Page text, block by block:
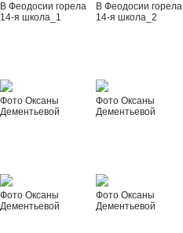
В Феодосии горела
14-я школа_1
В Феодосии горела
14-я школа_2
Фото Оксаны
Дементьевой
Фото Оксаны
Дементьевой
Фото Оксаны
Дементьевой
Фото Оксаны
Дементьевой